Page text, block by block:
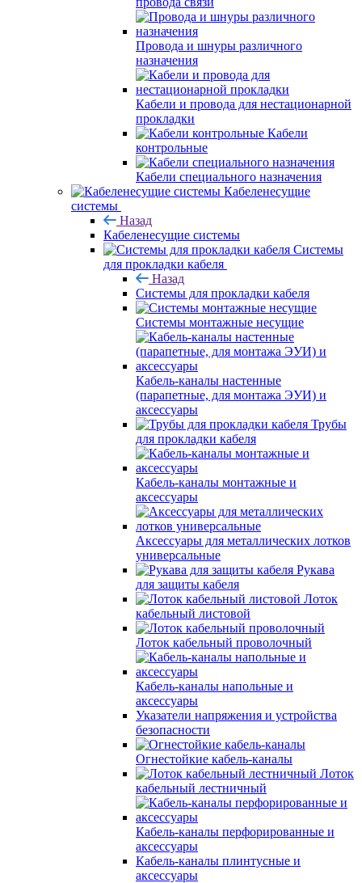
Провода и шнуры различного
назначения
Кабели и провода для нестационарной
прокладки
Кабели
контрольные
Кабели специального назначения
Кабеленесущие
системы
Назад
Кабеленесущие системы
Системы
для прокладки кабеля
Назад
Системы для прокладки кабеля
Системы монтажные несущие
Кабель-каналы настенные
(парапетные, для монтажа ЭУИ) и
аксессуары
Трубы
для прокладки кабеля
Кабель-каналы монтажные и
аксессуары
Аксессуары для металлических лотков
универсальные
Рукава
для защиты кабеля
Лоток
кабельный листовой
Лоток кабельный проволочный
Кабель-каналы напольные и
аксессуары
Указатели напряжения и устройства
безопасности
Огнестойкие кабель-каналы
Лоток
кабельный лестничный
Кабель-каналы перфорированные и
аксессуары
Кабель-каналы плинтусные и
аксессуары